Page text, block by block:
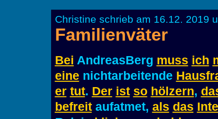
Christine schrieb am 16.12. 2019
Familienväter
Bei AndreasBerg muss ich
eine nichtarbeitende
er tut. Der ist so hölzern,
befreitaufatmet, als das